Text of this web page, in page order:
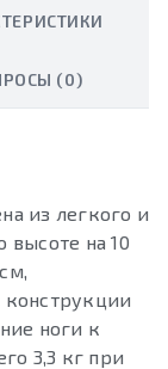
(0)
из легкого и
высоте на 10
ноги к
3,3 кг при